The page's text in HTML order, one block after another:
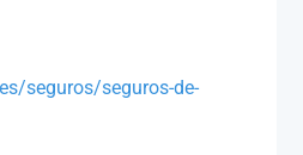
seguros/seguros-de-